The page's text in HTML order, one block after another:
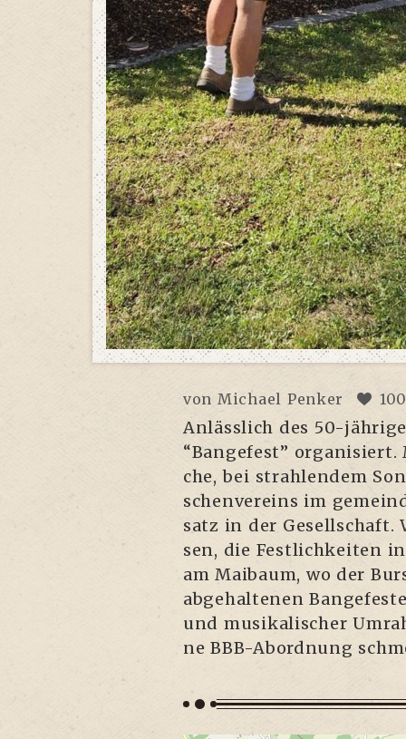
von Michael Penker
Anläss­lich des 50-
“Ban­ge­fest”
che, bei strah­len­dem
schen­ver­eins im
satz in der Gesell­schaft.
sen, die Fest­lich­kei­ten
am Mai­baum, wo der
abge­hal­te­nen
und musi­ka­li­scher
ne BBB-Abord­nung